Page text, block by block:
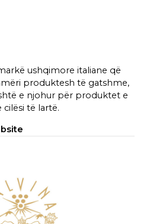
ushqimore italiane që
produktesh të gatshme,
e njohur për produktet e
të lartë.